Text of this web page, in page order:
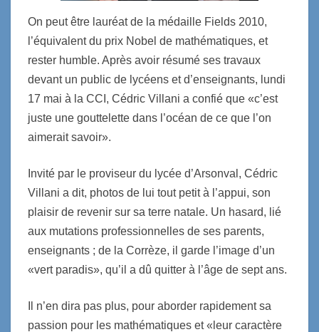
On peut être lauréat de la médaille Fields 2010,
l’équivalent du prix Nobel de mathématiques, et
rester humble. Après avoir résumé ses travaux
devant un public de lycéens et d’enseignants, lundi
17 mai à la CCI, Cédric Villani a confié que «c’est
juste une gouttelette dans l’océan de ce que l’on
aimerait savoir».
Invité par le proviseur du lycée d’Arsonval, Cédric
Villani a dit, photos de lui tout petit à l’appui, son
plaisir de revenir sur sa terre natale. Un hasard, lié
aux mutations professionnelles de ses parents,
enseignants ; de la Corrèze, il garde l’image d’un
«vert paradis», qu’il a dû quitter à l’âge de sept ans.
Il n’en dira pas plus, pour aborder rapidement sa
passion pour les mathématiques et «leur caractère